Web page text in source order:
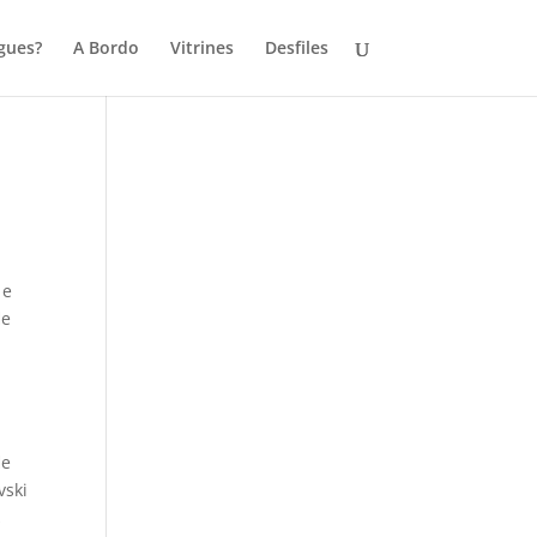
A Bordo Vitrines Desfiles